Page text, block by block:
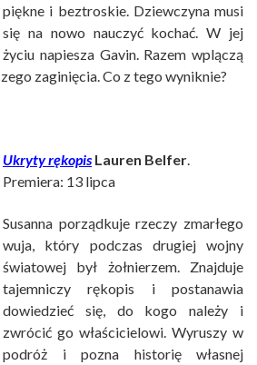
piękne i beztroskie. Dziewczyna musi
się na nowo nauczyć kochać. W jej
życiu napiesza Gavin. Razem wplączą
zaginięcia. Co z tego wyniknie?
Ukryty rękopis Lauren Belfer.
Premiera: 13 lipca
Susanna porządkuje rzeczy zmarłego
wuja, który podczas drugiej wojny
światowej był żołnierzem. Znajduje
tajemniczy rękopis i postanawia
dowiedzieć się, do kogo należy i
zwrócić go właścicielowi. Wyruszy w
podróż i pozna historię własnej